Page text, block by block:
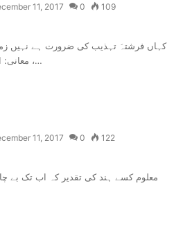
11, 2017 0 109
کہاں فرشتہَ تہذیب کی ضرورت ہے نہیں
معانی: انتداب: نگہداری یا قائم مقامی ،…
11, 2017 0 122
معلوم کسے ہند کی تقدیر کہ اب تک بے